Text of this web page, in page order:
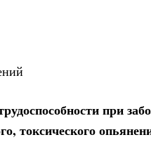
при
токсического